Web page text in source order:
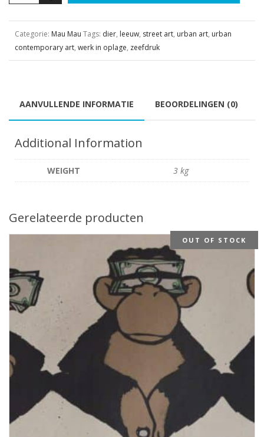
Categorie: Mau Mau Tags: dier, leeuw, street art, urban art, urban
contemporary art, werk in oplage, zeefdruk
AANVULLENDE INFORMATIE BEOORDELINGEN (0)
Additional Information
WEIGHT 3 kg
Gerelateerde producten
OUT OF STOCK